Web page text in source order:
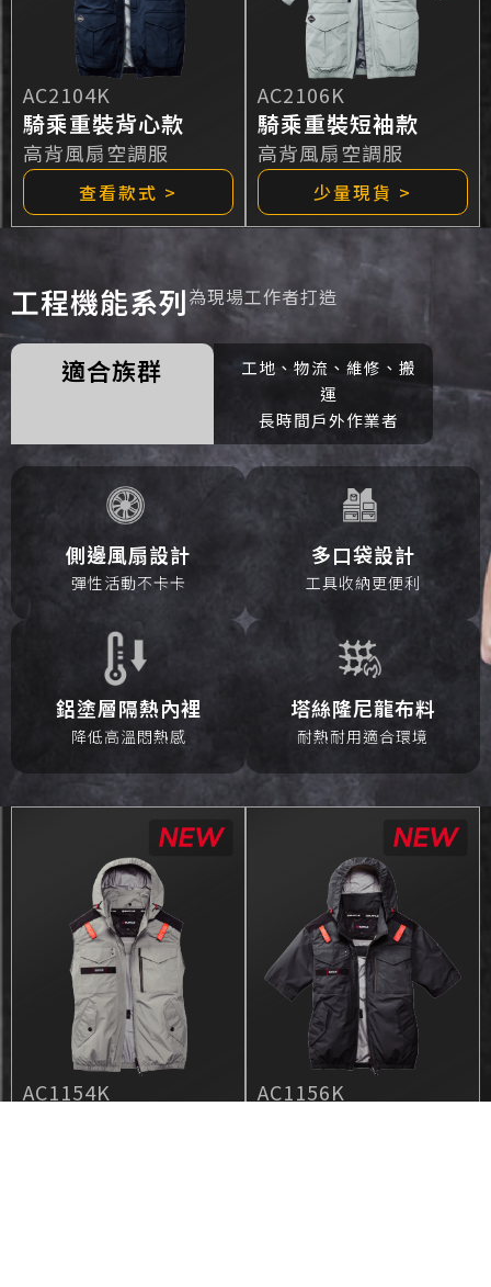
AC2104K
騎乘重裝背心款
高背風扇空調服
查看款式 >
AC2106K
騎乘重裝短袖款
高背風扇空調服
少量現貨 >
工程機能系列為現場工作者打造
適合族群
工地、物流、維修、搬
運
長時間戶外作業者
側邊風扇設計
彈性活動不卡卡
多口袋設計
工具收納更便利
鋁塗層隔熱內裡
降低高溫悶熱感
塔絲隆尼龍布料
耐熱耐用適合環境
AC1154K AC1156K